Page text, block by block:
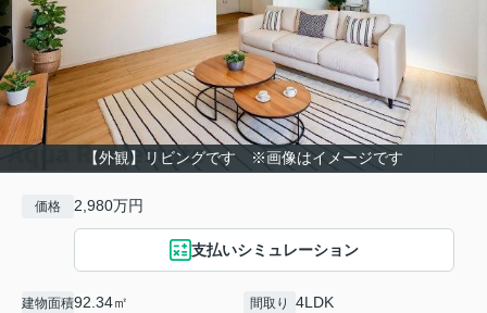
【外観】リビングです ※画像はイメージです
価格 2,980万円
支払いシミュレーション
建物面積92.34㎡ 間取り 4LDK